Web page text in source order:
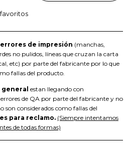
errores de impresión (manchas,
no pulidos, líneas que cruzan la carta
etc) por parte del fabricante por lo que
fallas del producto.
general estan llegando con
de QA por parte del fabricante y no
considerados como fallas del
para reclamo. (Siempre intentamos
de todas formas)